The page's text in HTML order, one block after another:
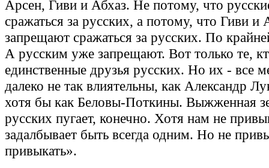
Арсен, Гиви и Абхаз. Не потому, что
сражаться за русских, а потому, что Гиви и
запрещают сражаться за русских. По
А русским уже запрещают. Вот только те,
единственные друзья русских. Но их - все
далеко не так влиятельны, как Александр
хотя бы как Беловы-Поткины. Выжженная
русских пугает, конечно. Хотя нам не
задалбывает быть всегда одним. Но не
привыкать».